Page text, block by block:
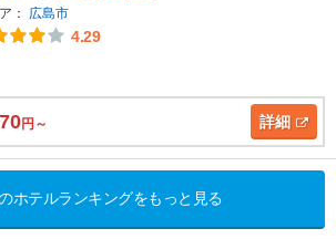
： 広島市
4.29
円～ 詳細
ホテルランキングをもっと見る